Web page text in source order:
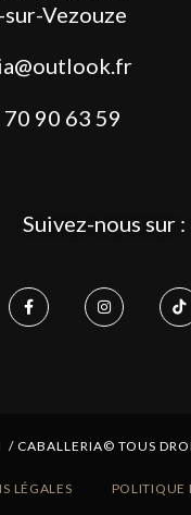
Vezouze
90 63 59
Suivez-nous sur :
CABALLERIA© TOUS
LÉGALES POLITIQUE